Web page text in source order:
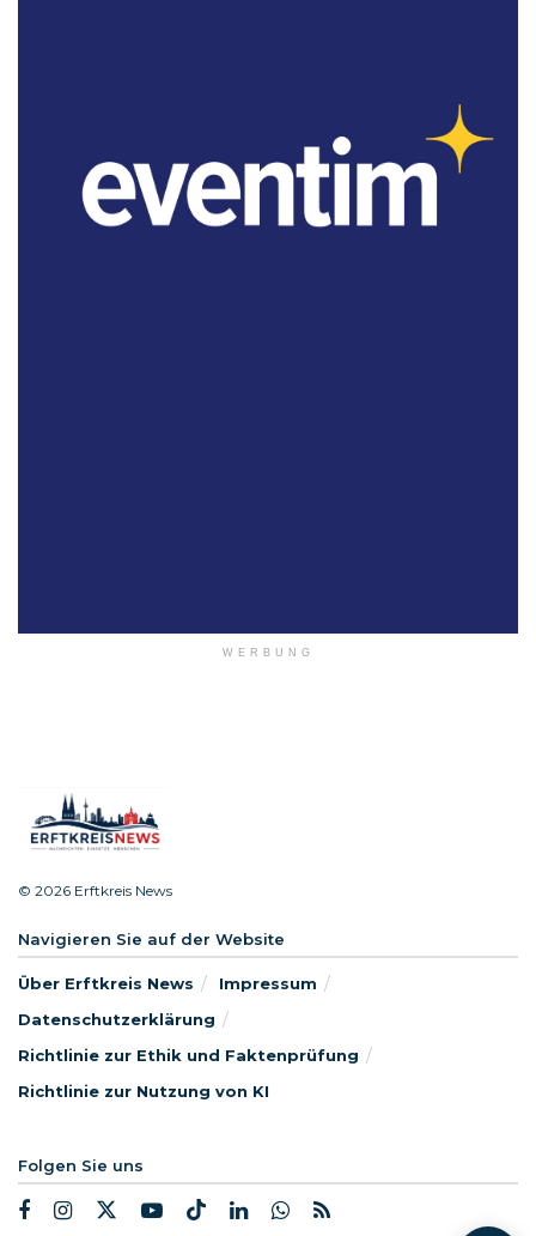
WERBUNG
© 2026 Erftkreis News
Navigieren Sie auf der Website
Über Erftkreis News
Impressum
Datenschutzerklärung
Richtlinie zur Ethik und Faktenprüfung
Richtlinie zur Nutzung von KI
Folgen Sie uns